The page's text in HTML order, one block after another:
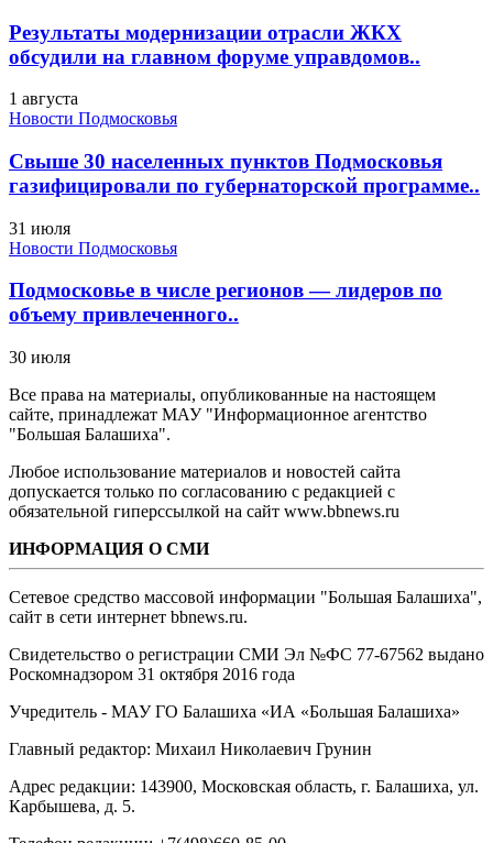
Результаты модернизации отрасли ЖКХ
обсудили на главном форуме управдомов..
1 августа
Новости Подмосковья
Свыше 30 населенных пунктов Подмосковья
газифицировали по губернаторской программе..
31 июля
Новости Подмосковья
Подмосковье в числе регионов — лидеров по
объему привлеченного..
30 июля
Все права на материалы, опубликованные на настоящем
сайте, принадлежат МАУ "Информационное агентство
"Большая Балашиха".
Любое использование материалов и новостей сайта
допускается только по согласованию с редакцией с
обязательной гиперссылкой на сайт www.bbnews.ru
ИНФОРМАЦИЯ О СМИ
Сетевое средство массовой информации "Большая Балашиха",
сайт в сети интернет bbnews.ru.
Свидетельство о регистрации СМИ Эл №ФС ‎77-67562 выдано
Роскомнадзором 31 октября 2016 года
Учредитель - МАУ ГО Балашиха «ИА «Большая Балашиха»
Главный редактор: Михаил Николаевич Грунин
Адрес редакции: 143900, Московская область, г. Балашиха, ул.
Карбышева, д. 5.